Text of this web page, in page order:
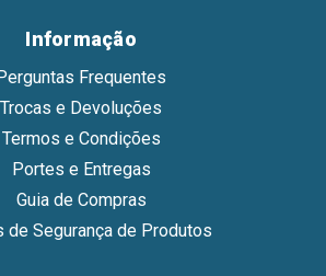
Informação
Frequentes
Trocas e Devoluções
Termos e Condições
Portes e Entregas
Guia de Compras
de Segurança de Produtos